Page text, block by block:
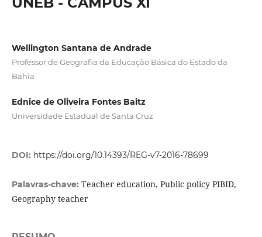
Wellington Santana de Andrade
Professor de Geografia da Educação Básica do Estado da
Bahia
Ednice de Oliveira Fontes Baitz
Universidade Estadual de Santa Cruz
DOI: https://doi.org/10.14393/REG-v7-2016-78699
Palavras-chave: Teacher education, Public policy PIBID,
Geography teacher